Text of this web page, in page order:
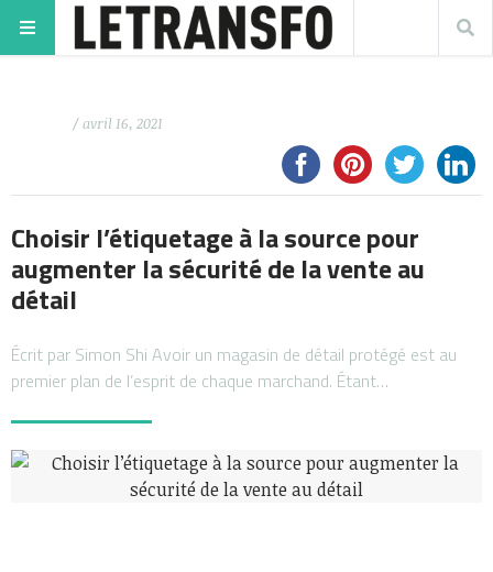
/ avril 16, 2021
Choisir l’étiquetage à la source pour
augmenter la sécurité de la vente au
détail
Écrit par Simon Shi Avoir un magasin de détail protégé est au
premier plan de l’esprit de chaque marchand. Étant…